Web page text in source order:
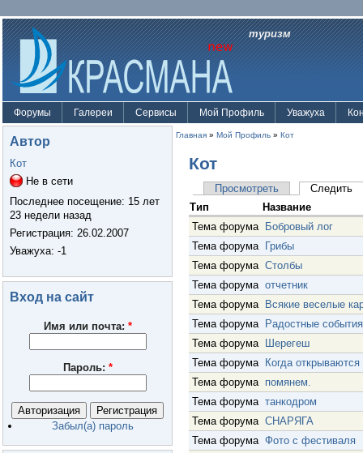
туризм
Форумы Галереи Сервисы Мой Профиль Уважуха
Автор
Кот
Не в сети
Последнее посещение: 15 лет
23 недели назад
Регистрация: 26.02.2007
Уважуха: -1
Вход на сайт
Имя или почта: *
Пароль: *
Забыл(а) пароль
Главная » Мой Профиль » Кот
Кот
Просмотреть
Следить
Тип
Название
Тема форума
Бобровый лог
Тема форума
Грибы
Тема форума Столбы
Тема форума отчетник
Тема форума
Всякие веселые
Тема форума
Радостные
Тема форума
Шерегеш
Тема форума
Когда
Тема форума
помянем.
Тема форума танкодром
Тема форума СНАРЯГА
Тема форума Фото с фестиваля